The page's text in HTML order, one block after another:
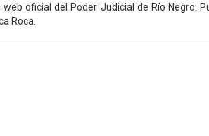
oficial del Poder Judicial de Río Negro.
Roca.